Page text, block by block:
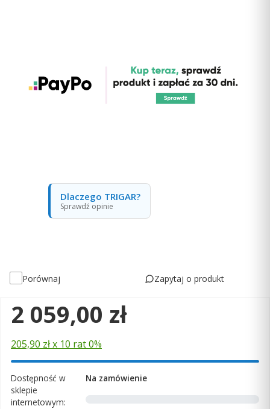
Dlaczego TRIGAR?
Sprawdź opinie
Porównaj Zapytaj o produkt
Cena
2 059,00 zł
205,90 zł x 10 rat 0%
Dostępność w
sklepie
internetowym:
Na zamówienie